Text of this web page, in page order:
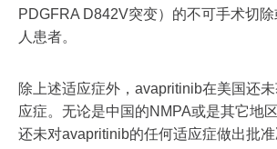
PDGFRA D842V突变）的不可手术切
人患者。
除上述适应症外，avapritinib在美国还
应症。无论是中国的NMPA或是其它地
还未对avapritinib的任何适应症做出批准